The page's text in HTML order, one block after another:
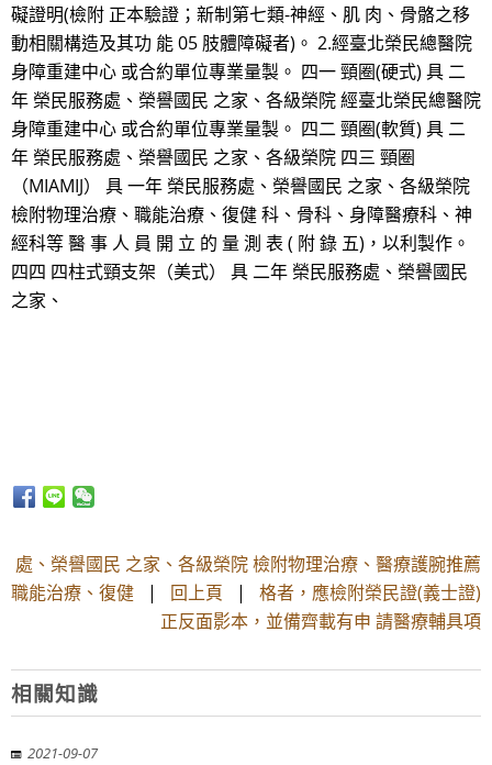
礙證明(檢附 正本驗證；新制第七類-神經、肌 肉、骨骼之移
動相關構造及其功 能 05 肢體障礙者)。 2.經臺北榮民總醫院
身障重建中心 或合約單位專業量製。 四一 頸圈(硬式) 具 二
年 榮民服務處、榮譽國民 之家、各級榮院 經臺北榮民總醫院
身障重建中心 或合約單位專業量製。 四二 頸圈(軟質) 具 二
年 榮民服務處、榮譽國民 之家、各級榮院 四三 頸圈
（MIAMIJ） 具 一年 榮民服務處、榮譽國民 之家、各級榮院
檢附物理治療、職能治療、復健 科、骨科、身障醫療科、神
經科等 醫 事 人 員 開 立 的 量 測 表 ( 附 錄 五)，以利製作。
四四 四柱式頸支架（美式） 具 二年 榮民服務處、榮譽國民
之家、
處、榮譽國民 之家、各級榮院 檢附物理治療、醫療護腕推薦
職能治療、復健
| 回上頁 | 格者，應檢附榮民證(義士證)
正反面影本，並備齊載有申 請醫療輔具項
相關知識
2021-09-07